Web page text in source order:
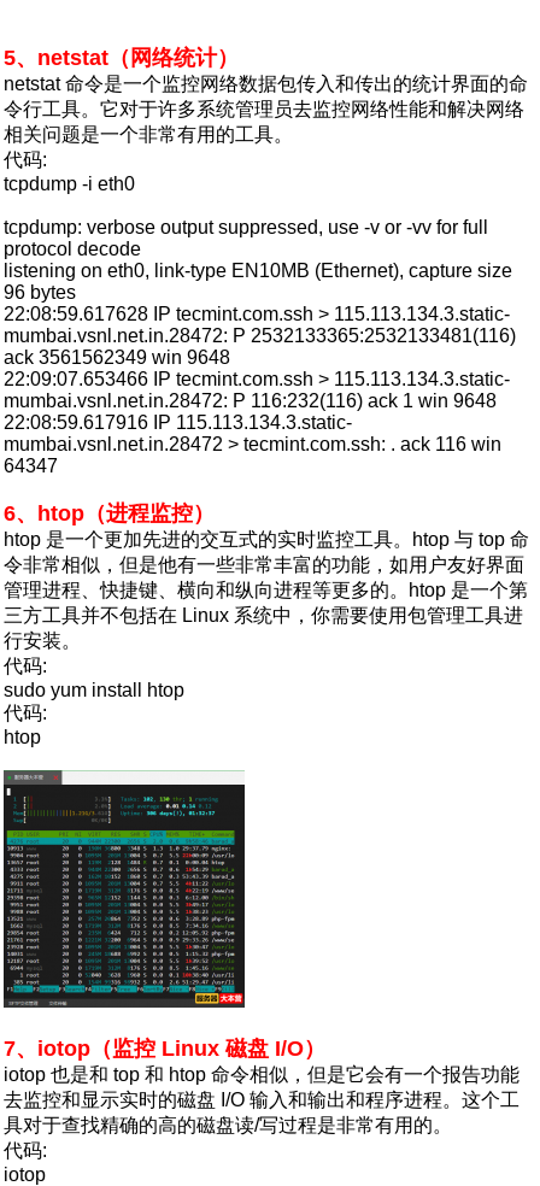
5、netstat（网络统计）
netstat 命令是一个监控网络数据包传入和传出的统计界面的命
令行工具。它对于许多系统管理员去监控网络性能和解决网络
相关问题是一个非常有用的工具。
代码:
tcpdump -i eth0
tcpdump: verbose output suppressed, use -v or -vv for full
protocol decode
listening on eth0, link-type EN10MB (Ethernet), capture size
96 bytes
22:08:59.617628 IP tecmint.com.ssh > 115.113.134.3.static-
mumbai.vsnl.net.in.28472: P 2532133365:2532133481(116)
ack 3561562349 win 9648
22:09:07.653466 IP tecmint.com.ssh > 115.113.134.3.static-
mumbai.vsnl.net.in.28472: P 116:232(116) ack 1 win 9648
22:08:59.617916 IP 115.113.134.3.static-
mumbai.vsnl.net.in.28472 > tecmint.com.ssh: . ack 116 win
64347
6、htop（进程监控）
htop 是一个更加先进的交互式的实时监控工具。htop 与 top 命
令非常相似，但是他有一些非常丰富的功能，如用户友好界面
管理进程、快捷键、横向和纵向进程等更多的。htop 是一个第
三方工具并不包括在 Linux 系统中，你需要使用包管理工具进
行安装。
代码:
sudo yum install htop
代码:
htop
7、iotop（监控 Linux 磁盘 I/O）
iotop 也是和 top 和 htop 命令相似，但是它会有一个报告功能
去监控和显示实时的磁盘 I/O 输入和输出和程序进程。这个工
具对于查找精确的高的磁盘读/写过程是非常有用的。
代码:
iotop